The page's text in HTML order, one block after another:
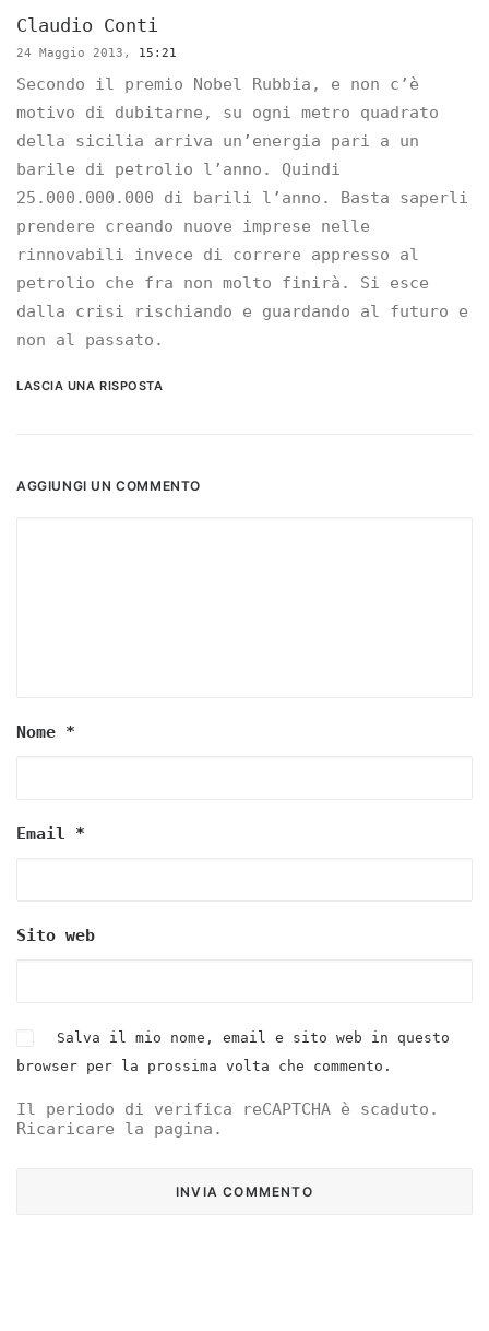
Claudio Conti
24 Maggio 2013, 15:21
Secondo il premio Nobel Rubbia, e non c’è
motivo di dubitarne, su ogni metro quadrato
della sicilia arriva un’energia pari a un
barile di petrolio l’anno. Quindi
25.000.000.000 di barili l’anno. Basta saperli
prendere creando nuove imprese nelle
rinnovabili invece di correre appresso al
petrolio che fra non molto finirà. Si esce
dalla crisi rischiando e guardando al futuro e
non al passato.
LASCIA UNA RISPOSTA
AGGIUNGI UN COMMENTO
Nome *
Email *
Sito web
Salva il mio nome, email e sito web in questo
browser per la prossima volta che commento.
Il periodo di verifica reCAPTCHA è scaduto.
Ricaricare la pagina.